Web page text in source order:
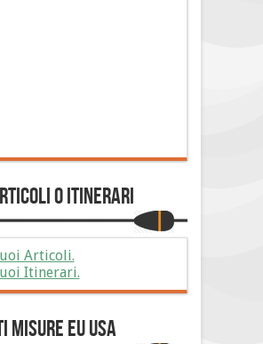
o Itinerari
Articoli.
Itinerari.
EU USA